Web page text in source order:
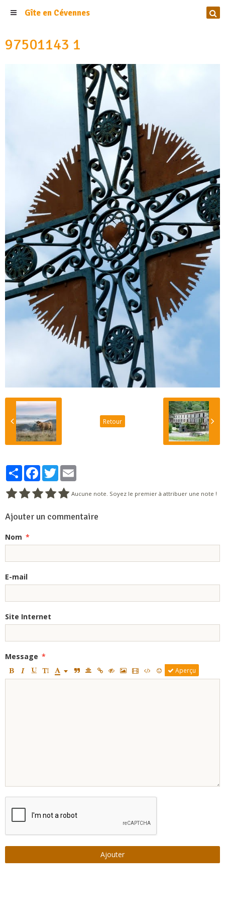
Gîte en Cévennes
97501143 1
Retour
PartagerFacebook
Twitter
Aucune note. Soyez le premier à attribuer une note !
Ajouter un commentaire
Nom
E-mail
Site Internet
Message
Aperçu
Ajouter